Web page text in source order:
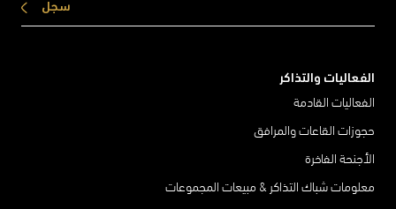
سجل
الفعاليات والتذاكر
الفعاليات القادمة
حجوزات القاعات والمرافق
الأجنحة الفاخرة
معلومات شباك التذاكر & مبيعات المجموعات